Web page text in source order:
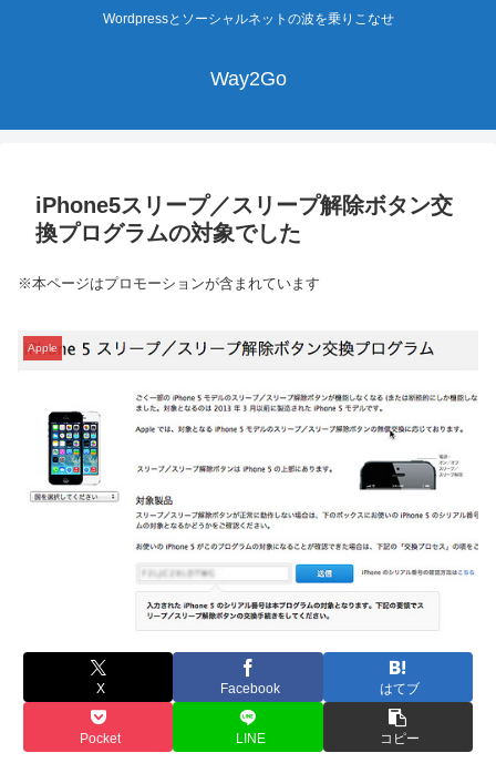
Wordpressとソーシャルネットの波を乗りこなせ
Way2Go
iPhone5スリープ／スリープ解除ボタン交
換プログラムの対象でした
※本ページはプロモーションが含まれています
Apple
X Facebook はてブ
Pocket LINE コピー